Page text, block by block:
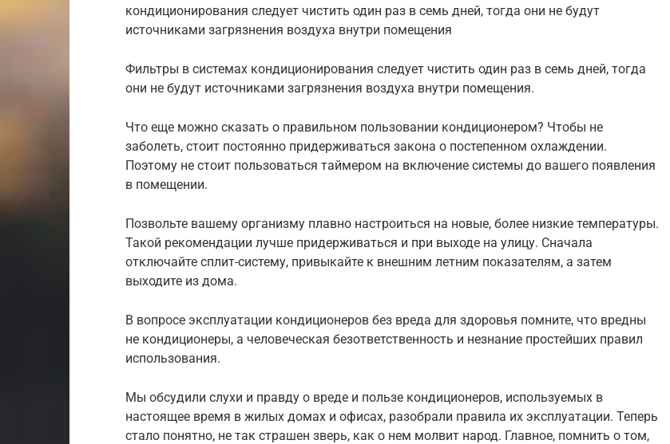
кондиционирования следует чистить один раз в семь дней, тогда они не будут
источниками загрязнения воздуха внутри помещения
Фильтры в системах кондиционирования следует чистить один раз в семь дней, тогда
они не будут источниками загрязнения воздуха внутри помещения.
Что еще можно сказать о правильном пользовании кондиционером? Чтобы не
заболеть, стоит постоянно придерживаться закона о постепенном охлаждении.
Поэтому не стоит пользоваться таймером на включение системы до вашего появления
в помещении.
Позвольте вашему организму плавно настроиться на новые, более низкие температуры.
Такой рекомендации лучше придерживаться и при выходе на улицу. Сначала
отключайте сплит-систему, привыкайте к внешним летним показателям, а затем
выходите из дома.
В вопросе эксплуатации кондиционеров без вреда для здоровья помните, что вредны
не кондиционеры, а человеческая безответственность и незнание простейших правил
использования.
Мы обсудили слухи и правду о вреде и пользе кондиционеров, используемых в
настоящее время в жилых домах и офисах, разобрали правила их эксплуатации. Теперь
стало понятно, не так страшен зверь, как о нем молвит народ. Главное, помнить о том,